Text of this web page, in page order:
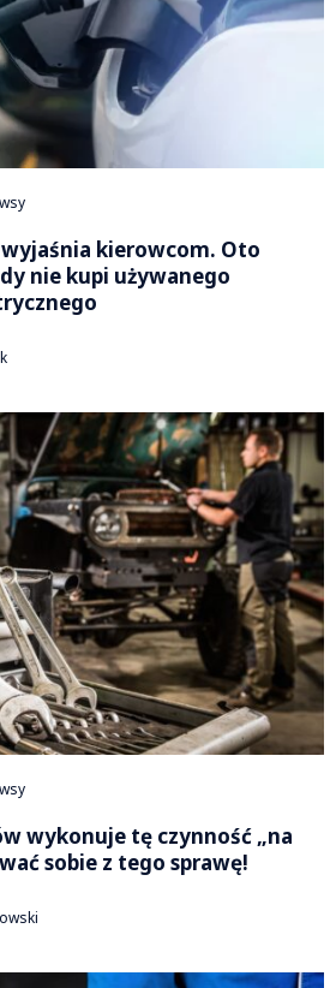
kierowcom. Oto
nie kupi używanego
wykonuje tę czynność „na
sobie z tego sprawę!